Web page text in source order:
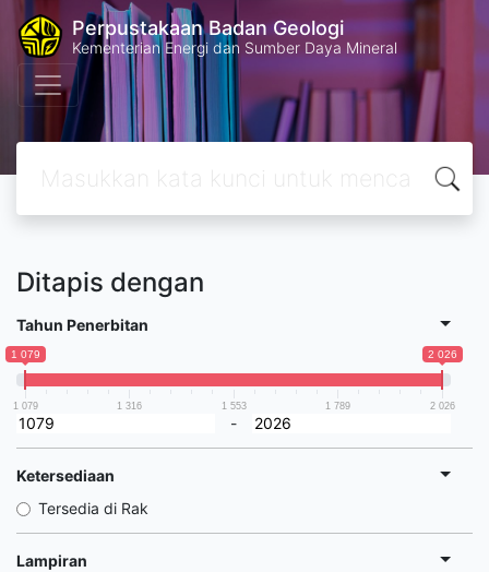
Perpustakaan Badan Geologi
Kementerian Energi dan Sumber Daya Mineral
Ditapis dengan
Tahun Penerbitan
1 079 2 026
1 079 1 316 1 553 1 789 2 026
-
Ketersediaan
Tersedia di Rak
Lampiran